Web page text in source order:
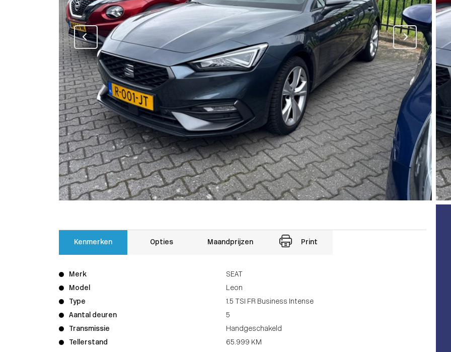
Kenmerken Opties Maandprijzen Print
Merk
SEAT
Model
Leon
Type
1.5 TSI FR Business Intense
Aantal deuren
5
Transmissie
Handgeschakeld
Tellerstand
65.999 KM